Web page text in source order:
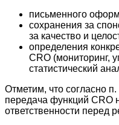
письменного
сохранения за
за качество и
определения
CRO (мониторинг,
статистический
Отметим, что согласно
передача функций CRO
ответственности перед